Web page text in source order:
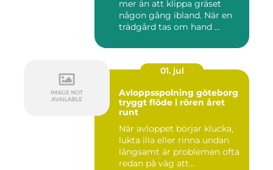
mer än att klippa gräset
någon gång ibland. När en
trädgård tas om hand ...
01. jul
Avloppsspolning göteborg
tryggt flöde i rören året
runt
När avloppet börjar klucka,
lukta illa eller rinna undan
långsamt är problemen ofta
redan på väg att...